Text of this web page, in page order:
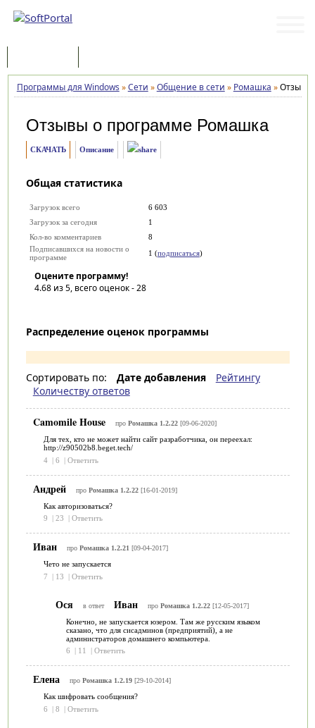
Программы для Windows »Сети »Общение в сети » Ромашка »Отзывы
Отзывы о программе Ромашка
СКАЧАТЬ Описание
Общая статистика
Загрузок всего
6 603
Загрузок за сегодня
1
Кол-во комментариев
8
Подписавшихся на новости о
программе
1 (подписаться)
Оцените программу!
4.68из 5, всего оценок -28
Распределение оценок программы
Сортировать по: Дате добавления
Рейтингу
Количеству ответов
Camomile House про Ромашка 1.2.22[09-06-2020]
Для тех, кто не может найти сайт разработчика, он переехал:
http://z90502b8.beget.tech/
4 | 6 | Ответить
Андрей про Ромашка 1.2.22[16-01-2019]
Как авторизоваться?
9
| 23 | Ответить
Иван про Ромашка 1.2.21 [09-04-2017]
Чето не запускается
7
| 13 | Ответить
Ося в ответ Иван про Ромашка 1.2.22[12-05-2017]
Конечно, не запускается юзером. Там же русским языком
сказано, что для сисадминов (предприятий), а не
администраторов домашнего компьютера.
6
| 11 | Ответить
Елена про Ромашка 1.2.19[29-10-2014]
Как шифровать сообщения?
6
| 8 | Ответить